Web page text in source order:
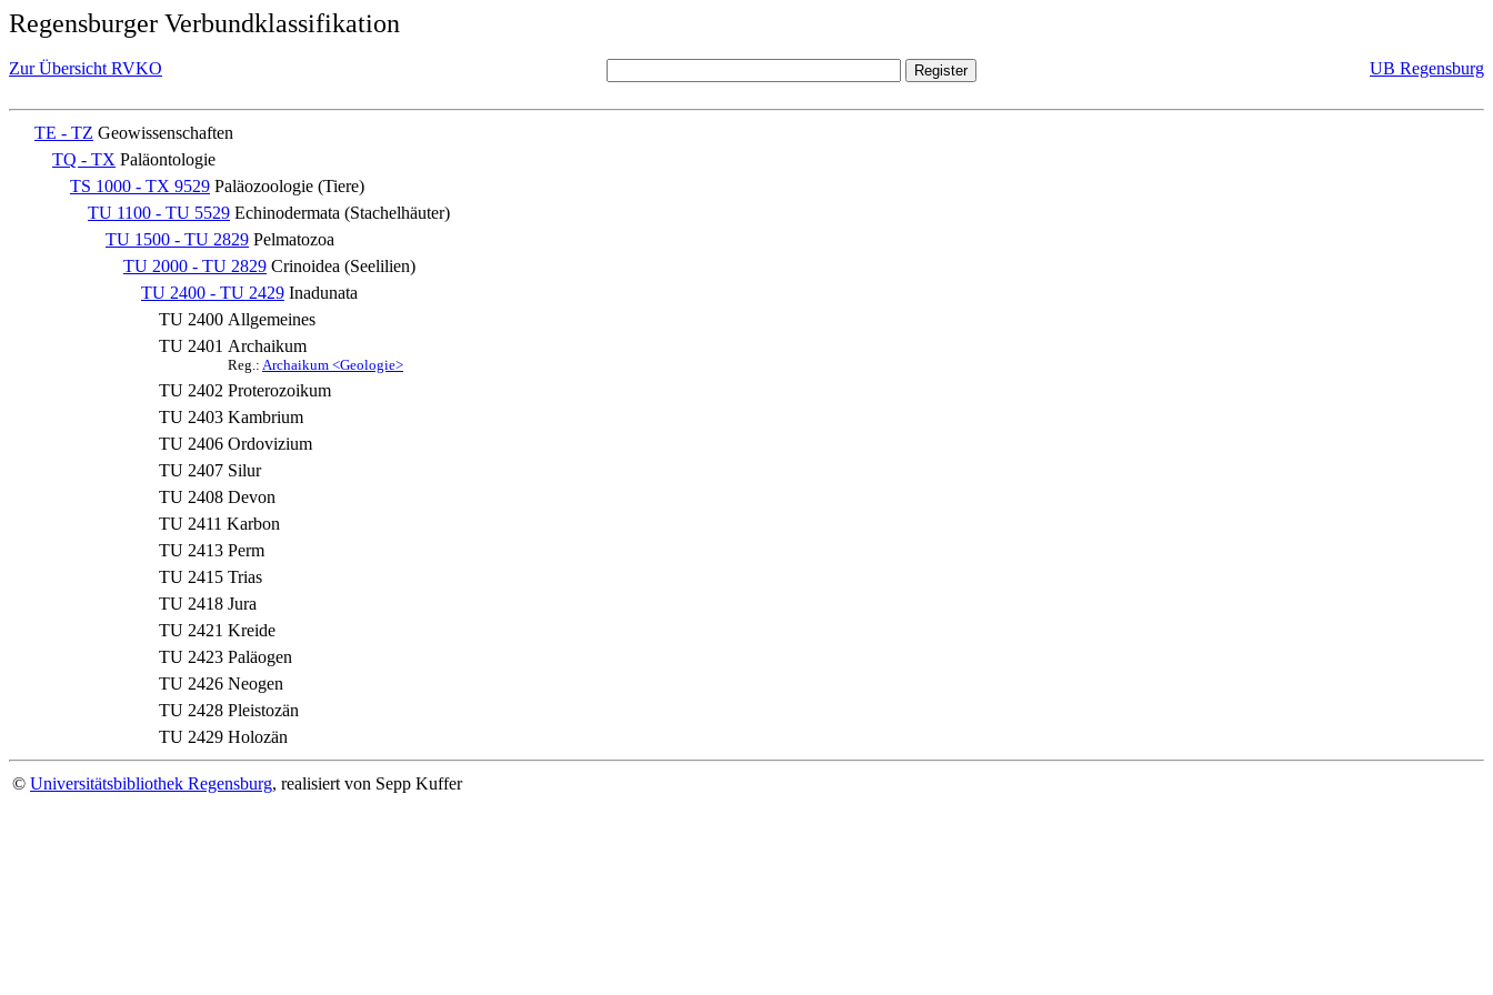
Regensburger Verbundklassifikation
Zur Übersicht RVKO UB Regensburg
TE - TZ Geowissenschaften
TQ - TX Paläontologie
TS 1000 - TX 9529 Paläozoologie (Tiere)
TU 1100 - TU 5529 Echinodermata (Stachelhäuter)
TU 1500 - TU 2829 Pelmatozoa
TU 2000 - TU 2829 Crinoidea (Seelilien)
TU 2400 - TU 2429 Inadunata
TU 2400 Allgemeines
TU 2401 Archaikum
Reg.: Archaikum <Geologie>
TU 2402 Proterozoikum
TU 2403 Kambrium
TU 2406 Ordovizium
TU 2407 Silur
TU 2408 Devon
TU 2411 Karbon
TU 2413 Perm
TU 2415 Trias
TU 2418 Jura
TU 2421 Kreide
TU 2423 Paläogen
TU 2426 Neogen
TU 2428 Pleistozän
TU 2429 Holozän
© Universitätsbibliothek Regensburg, realisiert von Sepp Kuffer